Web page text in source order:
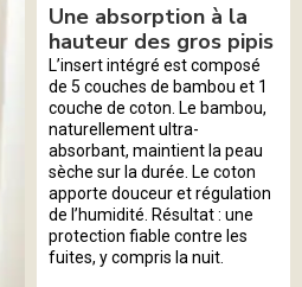
Une absorption à la
hauteur des gros pipis
L’insert intégré est composé
de 5 couches de bambou et 1
couche de coton. Le bambou,
naturellement ultra-
absorbant, maintient la peau
sèche sur la durée. Le coton
apporte douceur et régulation
de l’humidité. Résultat : une
protection fiable contre les
fuites, y compris la nuit.